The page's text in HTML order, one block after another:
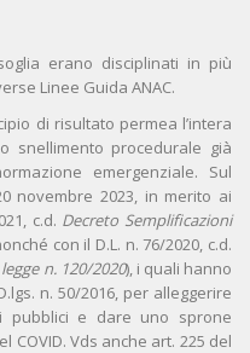
erano disciplinati in più
Linee Guida ANAC.
di risultato permea l’intera
snellimento procedurale già
emergenziale. Sul
novembre 2023, in merito ai
c.d. Decreto Semplificazioni
con il D.L. n. 76/2020, c.d.
n. 120/2020), i quali hanno
n. 50/2016, per alleggerire
pubblici e dare uno sprone
COVID. Vds anche art. 225 del